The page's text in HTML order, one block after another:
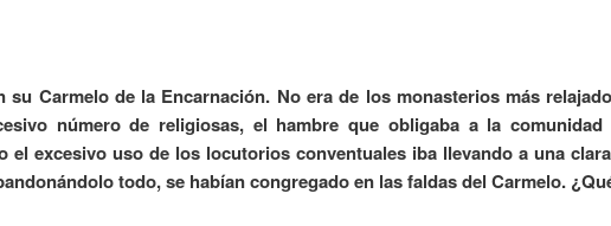
su Carmelo de la Encarnación. No era de los monasterios más
número de religiosas, el hambre que obligaba a la
el excesivo uso de los locutorios conventuales iba llevando a una
todo, se habían congregado en las faldas del Carmelo.